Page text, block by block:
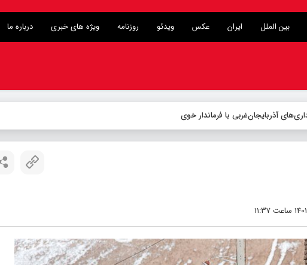
بین الملل ایران عکس ویدئو روزنامه ویژه های خبری درباره ما